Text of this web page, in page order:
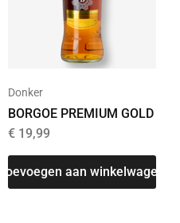
Donker
BORGOE PREMIUM GOLD
€19,99
Toevoegen aan winkelwagen